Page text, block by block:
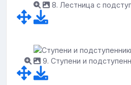
8. Лестница с
9. Ступени и